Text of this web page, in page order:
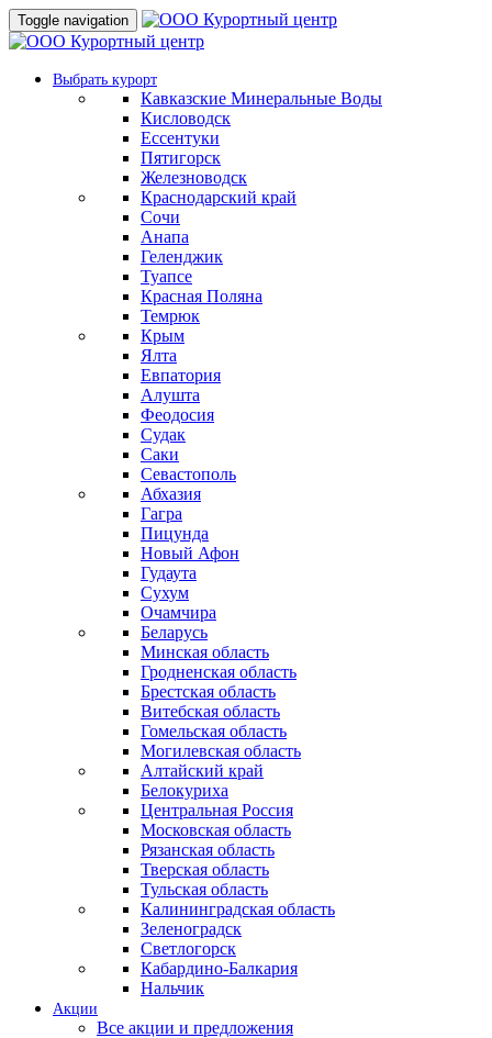
Toggle navigation
Выбрать курорт
Кавказские Минеральные Воды
Кисловодск
Ессентуки
Пятигорск
Железноводск
Краснодарский край
Сочи
Анапа
Геленджик
Туапсе
Красная Поляна
Темрюк
Крым
Ялта
Евпатория
Алушта
Феодосия
Судак
Саки
Севастополь
Абхазия
Гагра
Пицунда
Новый Афон
Гудаута
Сухум
Очамчира
Беларусь
Минская область
Гродненская область
Брестская область
Витебская область
Гомельская область
Могилевская область
Алтайский край
Белокуриха
Центральная Россия
Московская область
Рязанская область
Тверская область
Тульская область
Калининградская область
Зеленоградск
Светлогорск
Кабардино-Балкария
Нальчик
Акции
Все акции и предложения